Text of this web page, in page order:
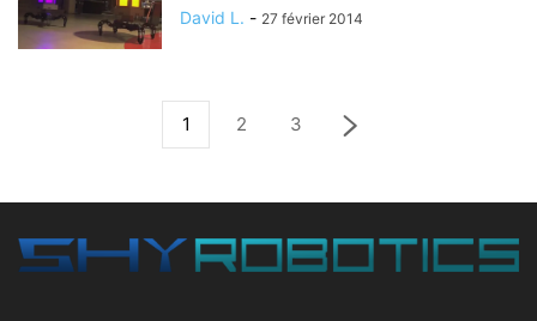
David L. - 27 février 2014
1 2 3